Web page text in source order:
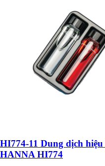
HI774-11 Dung dịch
HANNA HI774